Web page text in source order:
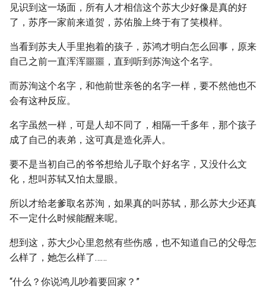
见识到这一场面，所有人才相信这个苏大少好像是真的好
了，苏序一家前来道贺，苏佑脸上终于有了笑模样。
当看到苏夫人手里抱着的孩子，苏鸿才明白怎么回事，原来
自己之前一直浑浑噩噩，直到听到苏洵这个名字。
而苏洵这个名字，和他前世亲爸的名字一样，要不然他也不
会有这种反应。
名字虽然一样，可是人却不同了，相隔一千多年，那个孩子
成了自己的表弟，这可真是造化弄人。
要不是当初自己的爷爷想给儿子取个好名字，又没什么文
化，想叫苏轼又怕太显眼。
所以才给老爹取名苏洵，如果真的叫苏轼，那么苏大少还真
不一定什么时候能醒来呢。
想到这，苏大少心里忽然有些伤感，也不知道自己的父母怎
么样了，她怎么样了……
“什么？你说鸿儿吵着要回家？”